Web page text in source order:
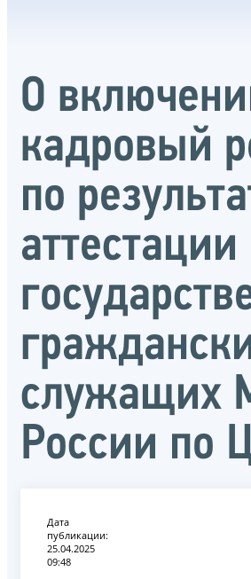
О
кадровый
по
аттестации
служащих
России по
Дата
публикации:
25.04.2025
09:48